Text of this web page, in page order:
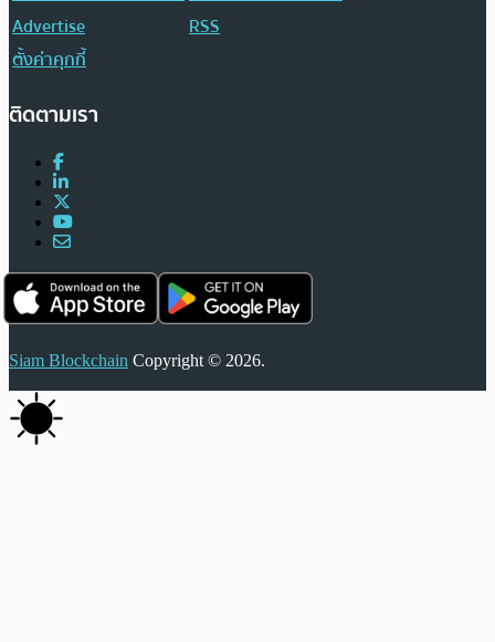
Advertise
RSS
ตั้งค่าคุกกี้
ติดตามเรา
Siam Blockchain Copyright © 2026.